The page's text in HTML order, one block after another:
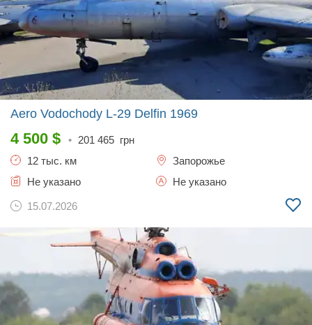
Aero Vodochody L-29 Delfin 1969
4 500 $ • 201 465 грн
12 тыс. км
Запорожье
Не указано
Не указано
15.07.2026